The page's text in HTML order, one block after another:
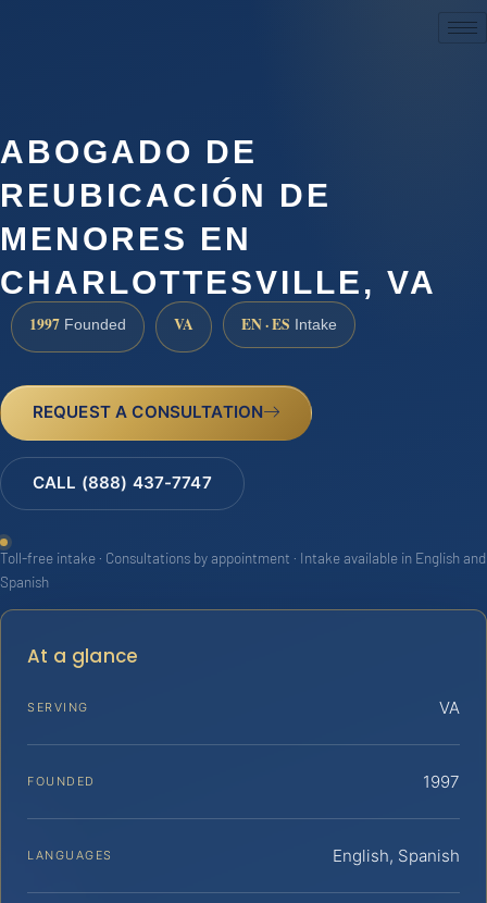
ABOGADO DE
REUBICACIÓN DE
MENORES EN
CHARLOTTESVILLE, VA
1997 Founded VA EN · ES Intake
REQUEST A CONSULTATION
CALL (888) 437-7747
Toll-free intake · Consultations by appointment · Intake available in English and
Spanish
At a glance
SERVING VA
FOUNDED 1997
LANGUAGES English, Spanish